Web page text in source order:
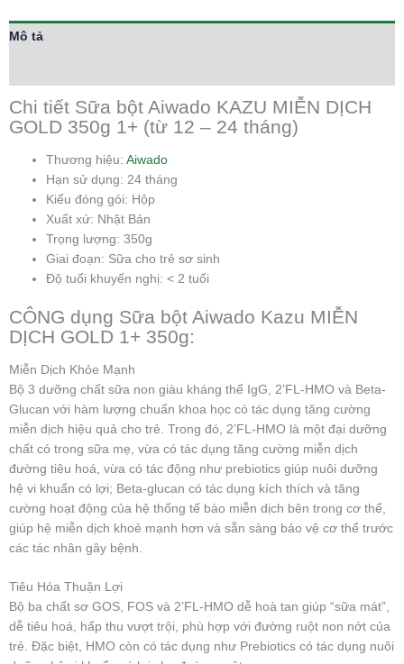
Mô tả
Chi tiết Sữa bột Aiwado KAZU MIỄN DỊCH
GOLD 350g 1+ (từ 12 – 24 tháng)
Thương hiệu:Aiwado
Hạn sử dụng: 24 tháng
Kiểu đóng gói: Hộp
Xuất xứ: Nhật Bản
Trọng lượng: 350g
Giai đoạn: Sữa cho trẻ sơ sinh
Độ tuổi khuyến nghị: < 2 tuổi
CÔNG dụng Sữa bột Aiwado Kazu MIỄN
DỊCH GOLD 1+ 350g:
Miễn Dịch Khỏe Mạnh
Bộ 3 dưỡng chất sữa non giàu kháng thể IgG, 2’FL-HMO và Beta-
Glucan với hàm lượng chuẩn khoa học có tác dụng tăng cường
miễn dịch hiệu quả cho trẻ. Trong đó, 2’FL-HMO là một đại dưỡng
chất có trong sữa mẹ, vừa có tác dụng tăng cường miễn dịch
đường tiêu hoá, vừa có tác động như prebiotics giúp nuôi dưỡng
hệ vi khuẩn có lợi; Beta-glucan có tác dụng kích thích và tăng
cường hoạt động của hệ thống tế bào miễn dịch bên trong cơ thể,
giúp hệ miễn dịch khoẻ mạnh hơn và sẵn sàng bảo vệ cơ thể trước
các tác nhân gây bệnh.
Tiêu Hóa Thuận Lợi
Bộ ba chất sơ GOS, FOS và 2’FL-HMO dễ hoà tan giúp “sữa mát”,
dễ tiêu hoá, hấp thu vượt trội, phù hợp với đường ruột non nớt của
trẻ. Đặc biệt, HMO còn có tác dụng như Prebiotics có tác dụng nuôi